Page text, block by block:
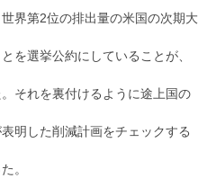
界第2位の排出量の米国の次期大
を選挙公約にしていることが、
それを裏付けるように途上国の
明した削減計画をチェックする
。